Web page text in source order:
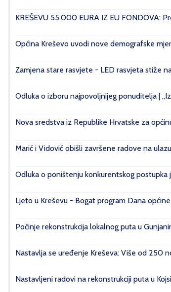
KREŠEVU 55.000 EURA IZ EU FONDOVA:
Općina Kreševo uvodi nove demografske
Zamjena stare rasvjete - LED rasvjeta stiže
Odluka o izboru najpovoljnijeg ponuditelja |
Nova sredstva iz Republike Hrvatske za
Marić i Vidović obišli završene radove na
Odluka o poništenju konkurentskog postupka
Ljeto u Kreševu - Bogat program Dana općine
Počinje rekonstrukcija lokalnog puta u
Nastavlja se uređenje Kreševa: Više od 250
Nastavljeni radovi na rekonstrukciji puta u